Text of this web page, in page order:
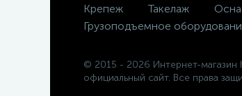
Крепеж Такелаж
Грузоподъемное
© 2015 - 2026 Интернет-магазин
официальный сайт. Все права